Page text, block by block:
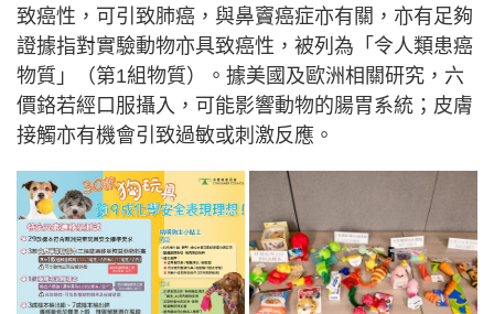
致癌性，可引致肺癌，與鼻竇癌症亦有關，亦有足夠
證據指對實驗動物亦具致癌性，被列為「令人類患癌
物質」（第1組物質）。據美國及歐洲相關研究，六
價鉻若經口服攝入，可能影響動物的腸胃系統；皮膚
接觸亦有機會引致過敏或刺激反應。